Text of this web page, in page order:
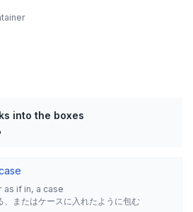
into the boxes
as if in, a case
、またはケースに入れたように包む